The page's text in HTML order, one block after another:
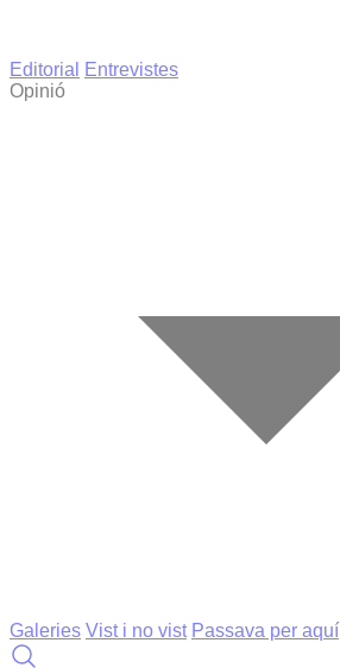
Editorial
Entrevistes
Opinió
Galeries Vist i no vist Passava per aquí